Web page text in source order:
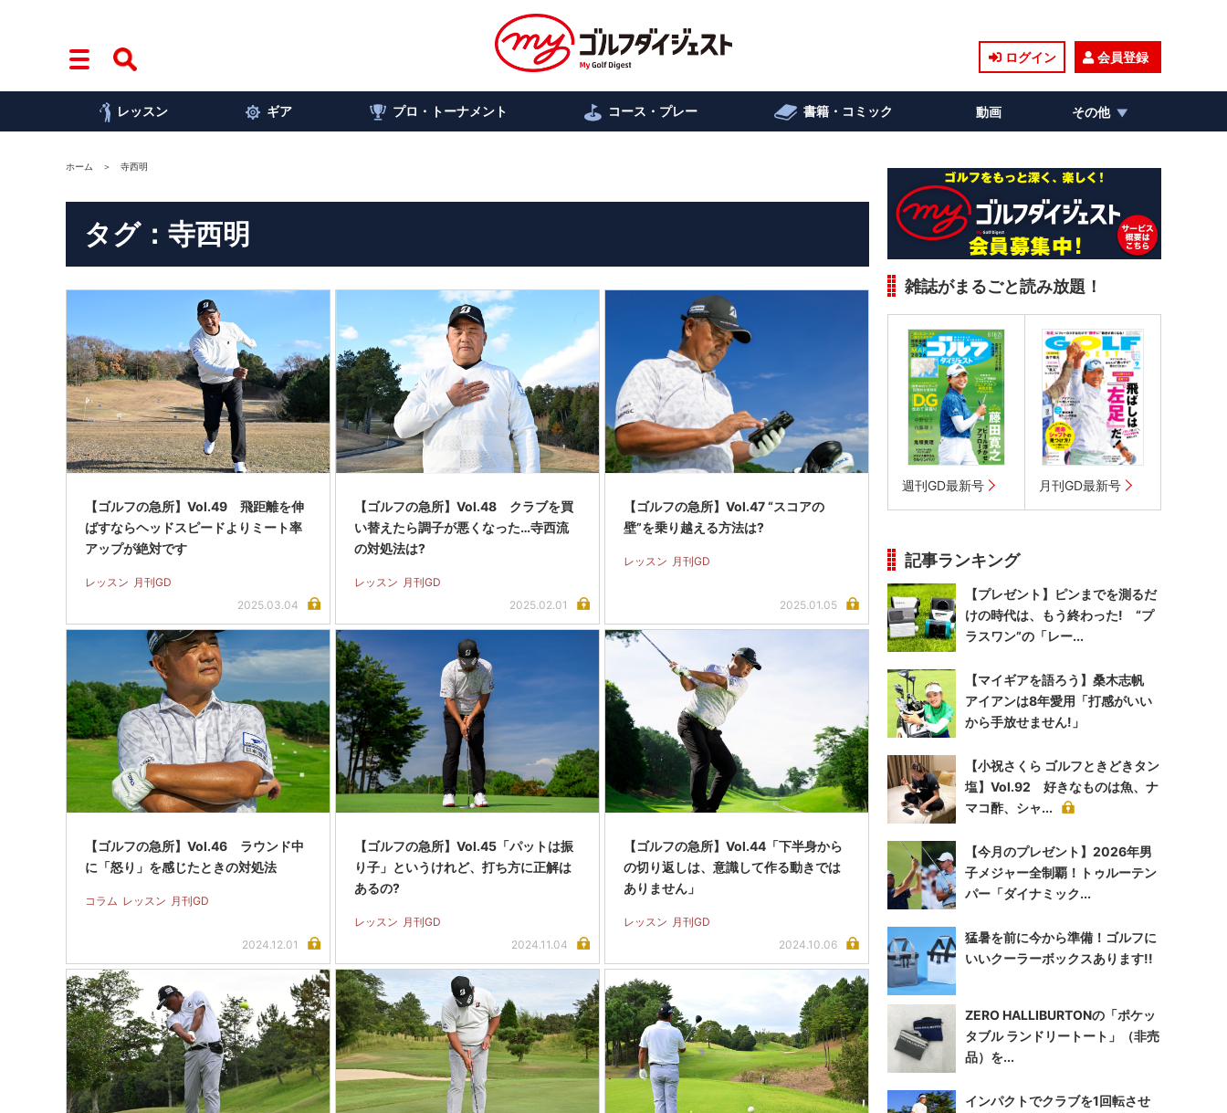
ログイン 会員登録
レッスン ギア プロ・トーナメント コース・プレー 書籍・コミック 動画 その他
ホーム 寺西明
タグ：寺西明
【ゴルフの急所】Vol.49 飛距離を伸
ばすならヘッドスピードよりミート率
アップが絶対です
レッスン 月刊GD
2025.03.04
【ゴルフの急所】Vol.48 クラブを買
い替えたら調子が悪くなった…寺西流
の対処法は?
レッスン 月刊GD
2025.02.01
【ゴルフの急所】Vol.47 “スコアの
壁”を乗り越える方法は?
レッスン 月刊GD
2025.01.05
【ゴルフの急所】Vol.46 ラウンド中
に「怒り」を感じたときの対処法
コラム レッスン 月刊GD
2024.12.01
【ゴルフの急所】Vol.45「パットは振
り子」というけれど、打ち方に正解は
あるの?
レッスン 月刊GD
2024.11.04
【ゴルフの急所】Vol.44「下半身から
の切り返しは、意識して作る動きでは
ありません」
レッスン 月刊GD
2024.10.06
雑誌がまるごと読み放題！
週刊GD最新号 月刊GD最新号
記事ランキング
【プレゼント】ピンまでを測るだ
けの時代は、もう終わった! “プ
ラスワン”の「レー...
【マイギアを語ろう】桑木志帆
アイアンは8年愛用「打感がいい
から手放せません!」
【小祝さくら ゴルフときどきタン
塩】Vol.92 好きなものは魚、ナ
マコ酢、シャ...
【今月のプレゼント】2026年男
子メジャー全制覇！トゥルーテン
パー「ダイナミック...
猛暑を前に今から準備！ゴルフに
いいクーラーボックスあります!!
ZERO HALLIBURTONの「ポケッ
タブル ランドリートート」（非売
品）を...
インパクトでクラブを1回転させ